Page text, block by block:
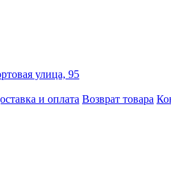
улица, 95
и оплата Возврат товара